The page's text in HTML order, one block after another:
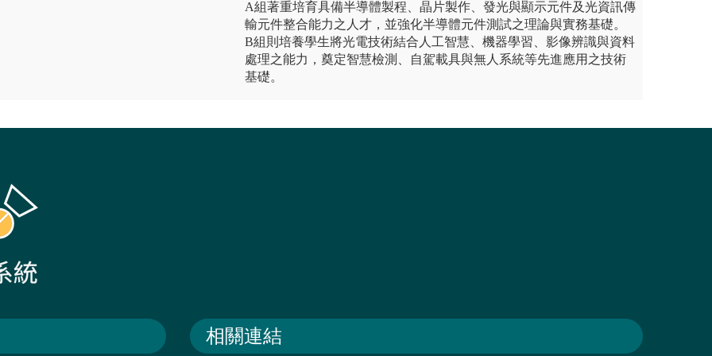
A組著重培育具備半導體製程、晶片製作、發光與顯示元件及光資訊傳
輸元件整合能力之人才，並強化半導體元件測試之理論與實務基礎。
B組則培養學生將光電技術結合人工智慧、機器學習、影像辨識與資料
處理之能力，奠定智慧檢測、自駕載具與無人系統等先進應用之技術
基礎。
相關連結